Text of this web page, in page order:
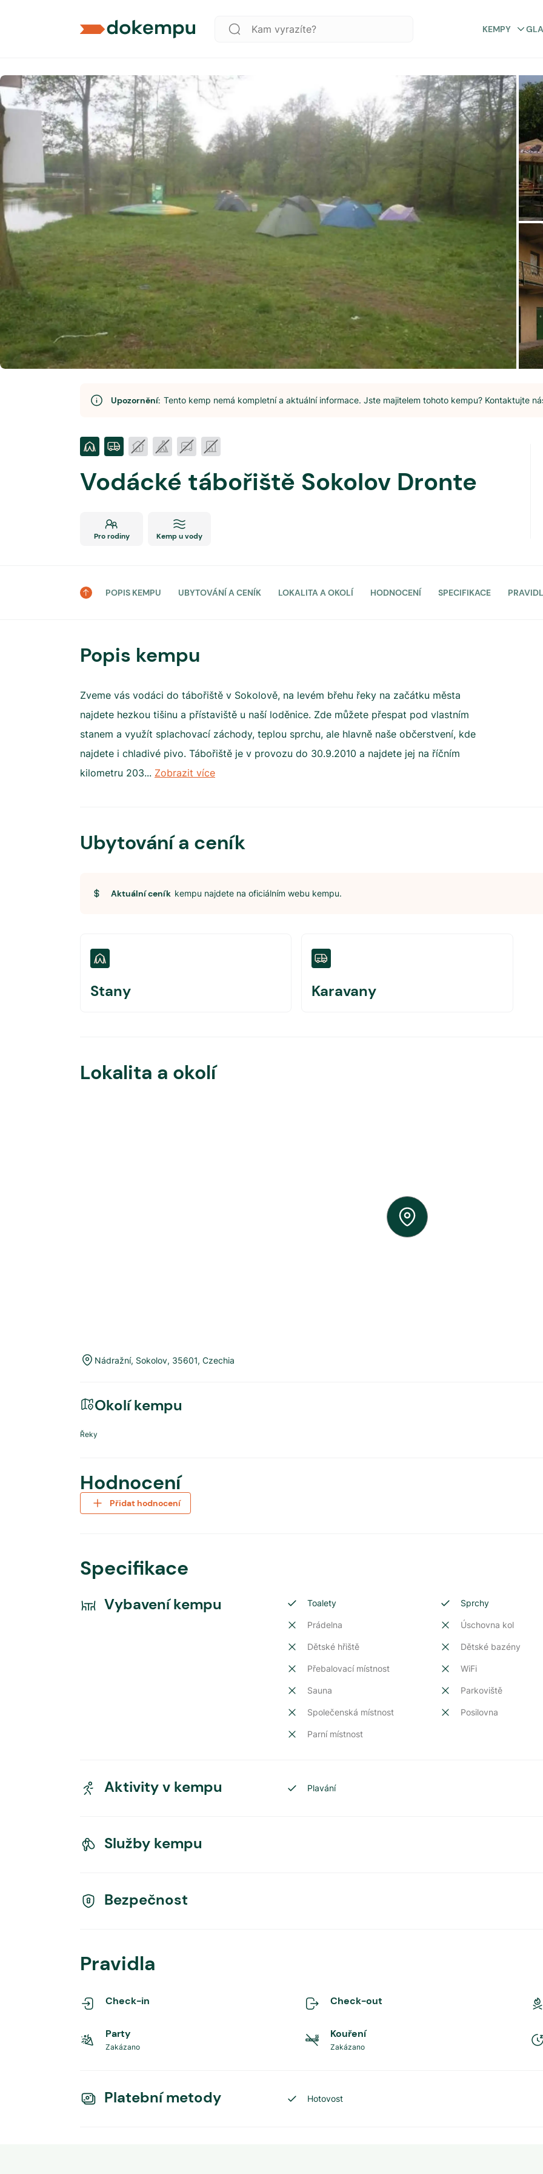
KEMPY
Upozornění: Tento kemp nemá kompletní a aktuální informace. Jste majitelem tohoto kempu? Kontaktujte
Vodácké tábořiště Sokolov Dronte
Pro rodiny Kemp u vody
POPIS KEMPU UBYTOVÁNÍ A CENÍK LOKALITA A OKOLÍ HODNOCENÍ SPECIFIKACE
Popis kempu
Zveme vás vodáci do tábořiště v Sokolově, na levém břehu řeky na začátku města
najdete hezkou tišinu a přístaviště u naší loděnice. Zde můžete přespat pod vlastním
stanem a využít splachovací záchody, teplou sprchu, ale hlavně naše občerstvení, kde
najdete i chladivé pivo. Tábořiště je v provozu do 30.9.2010 a najdete jej na říčním
kilometru 203... Zobrazit více
Ubytování a ceník
Aktuální ceník kempu najdete na oficiálním webu kempu.
Stany Karavany
Lokalita a okolí
Nádražní, Sokolov, 35601, Czechia
Okolí kempu
Řeky
Hodnocení
Přidat hodnocení
Specifikace
Vybavení kempu Toalety Sprchy
Prádelna Úschovna kol
Dětské hřiště Dětské bazény
Přebalovací místnost WiFi
Sauna Parkoviště
Společenská místnost Posilovna
Parní místnost
Aktivity v kempu Plavání
Služby kempu
Bezpečnost
Pravidla
Check-in Check-out
Party
Zakázano
Kouření
Zakázano
Platební metody Hotovost